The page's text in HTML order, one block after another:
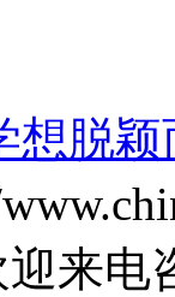
想脱
来电